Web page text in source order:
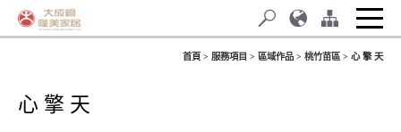
首頁 服務項目 區域作品 桃竹苗區 心 擎 天
心 擎 天